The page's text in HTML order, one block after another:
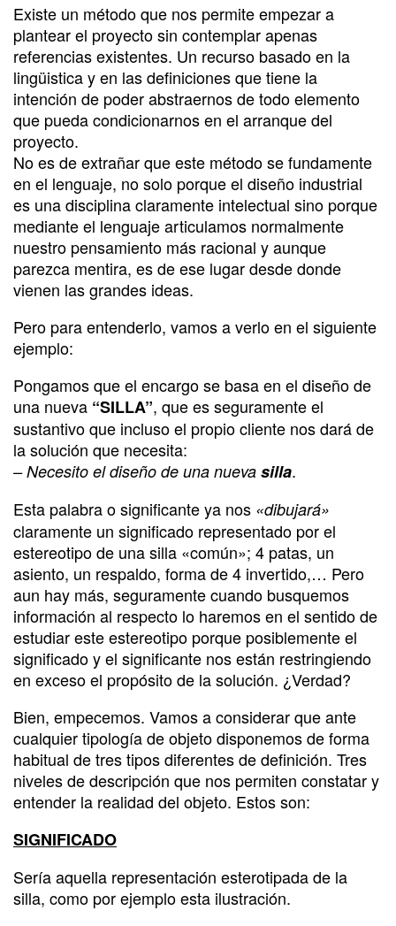
Existe un método que nos permite empezar a
plantear el proyecto sin contemplar apenas
referencias existentes. Un recurso basado en la
lingüistica y en las definiciones que tiene la
intención de poder abstraernos de todo elemento
que pueda condicionarnos en el arranque del
proyecto.
No es de extrañar que este método se fundamente
en el lenguaje, no solo porque el diseño industrial
es una disciplina claramente intelectual sino porque
mediante el lenguaje articulamos normalmente
nuestro pensamiento más racional y aunque
parezca mentira, es de ese lugar desde donde
vienen las grandes ideas.
Pero para entenderlo, vamos a verlo en el siguiente
ejemplo:
Pongamos que el encargo se basa en el diseño de
una nueva “SILLA”, que es seguramente el
sustantivo que incluso el propio cliente nos dará de
la solución que necesita:
– Necesito el diseño de una nueva silla.
Esta palabra o significante ya nos «dibujará»
claramente un significado representado por el
estereotipo de una silla «común»; 4 patas, un
asiento, un respaldo, forma de 4 invertido,… Pero
aun hay más, seguramente cuando busquemos
información al respecto lo haremos en el sentido de
estudiar este estereotipo porque posiblemente el
significado y el significante nos están restringiendo
en exceso el propósito de la solución. ¿Verdad?
Bien, empecemos. Vamos a considerar que ante
cualquier tipología de objeto disponemos de forma
habitual de tres tipos diferentes de definición. Tres
niveles de descripción que nos permiten constatar y
entender la realidad del objeto. Estos son:
SIGNIFICADO
Sería aquella representación esterotipada de la
silla, como por ejemplo esta ilustración.